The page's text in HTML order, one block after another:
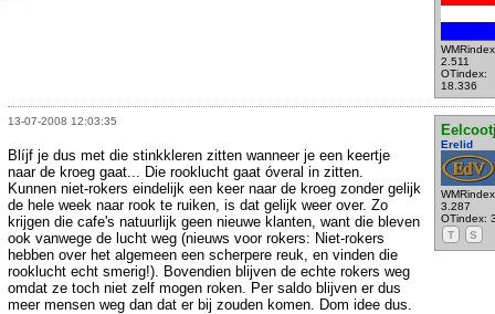
2.511
OTindex:
18.336
13-07-2008 12:03:35
Erelid
3.287
OTindex:
T
S
Blíjf je dus met die stinkkleren zitten wanneer je een keertje
naar de kroeg gaat... Die rooklucht gaat óveral in zitten.
Kunnen niet-rokers eindelijk een keer naar de kroeg zonder gelijk
de hele week naar rook te ruiken, is dat gelijk weer over. Zo
krijgen die cafe's natuurlijk geen nieuwe klanten, want die bleven
ook vanwege de lucht weg (nieuws voor rokers: Niet-rokers
hebben over het algemeen een scherpere reuk, en vinden die
rooklucht echt smerig!). Bovendien blijven de echte rokers weg
omdat ze toch niet zelf mogen roken. Per saldo blijven er dus
meer mensen weg dan dat er bij zouden komen. Dom idee dus.